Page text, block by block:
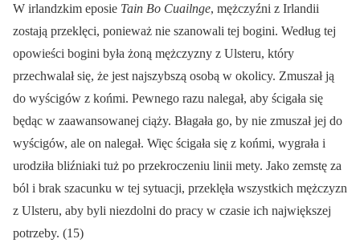
W irlandzkim eposie Tain Bo Cuailnge, mężczyźni z Irlandii
zostają przeklęci, ponieważ nie szanowali tej bogini. Według tej
opowieści bogini była żoną mężczyzny z Ulsteru, który
przechwalał się, że jest najszybszą osobą w okolicy. Zmuszał ją
do wyścigów z końmi. Pewnego razu nalegał, aby ścigała się
będąc w zaawansowanej ciąży. Błagała go, by nie zmuszał jej do
wyścigów, ale on nalegał. Więc ścigała się z końmi, wygrała i
urodziła bliźniaki tuż po przekroczeniu linii mety. Jako zemstę za
ból i brak szacunku w tej sytuacji, przeklęła wszystkich mężczyzn
z Ulsteru, aby byli niezdolni do pracy w czasie ich największej
potrzeby. (15)